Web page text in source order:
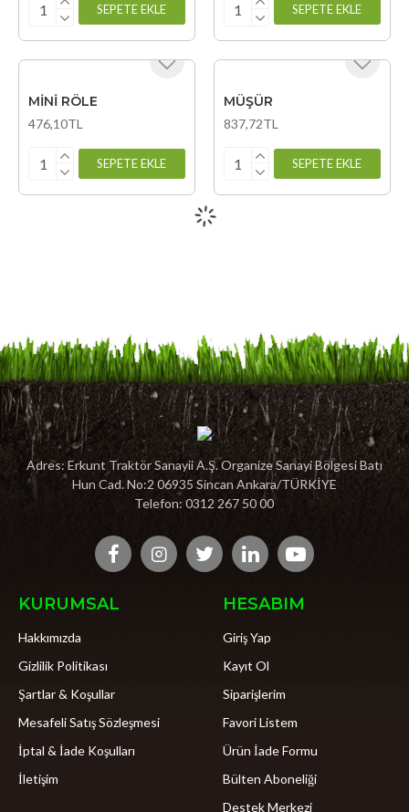
SEPETE EKLE SEPETE EKLE
MİNİ RÖLE
476,10TL
SEPETE EKLE
MÜŞÜR
837,72TL
SEPETE EKLE
Adres: Erkunt Traktör Sanayii A.Ş. Organize Sanayi Bölgesi Batı
Hun Cad. No:2 06935 Sincan Ankara/TÜRKİYE
Telefon: 0312 267 50 00
KURUMSAL
Hakkımızda
Gizlilik Politikası
Şartlar & Koşullar
Mesafeli Satış Sözleşmesi
İptal & İade Koşulları
İletişim
HESABIM
Giriş Yap
Kayıt Ol
Siparişlerim
Favori Listem
Ürün İade Formu
Bülten Aboneliği
Destek Merkezi